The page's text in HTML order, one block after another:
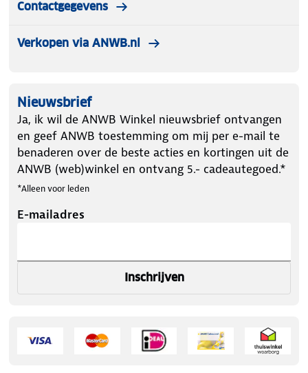
Contactgegevens
Verkopen via ANWB.nl
Nieuwsbrief
Ja, ik wil de ANWB Winkel nieuwsbrief ontvangen
en geef ANWB toestemming om mij per e-mail te
benaderen over de beste acties en kortingen uit de
ANWB (web)winkel en ontvang 5.- cadeautegoed.*
*Alleen voor leden
E-mailadres
Inschrijven